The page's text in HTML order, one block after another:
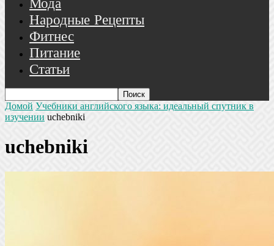
Мода
Народные Рецепты
Фитнес
Питание
Статьи
Домой Учебники английского языка: идеальный спутник в
изучении uchebniki
uchebniki